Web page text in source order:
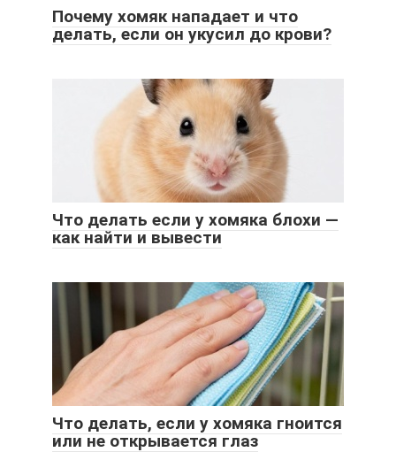
Почему хомяк нападает и что
делать, если он укусил до крови?
Что делать если у хомяка блохи —
как найти и вывести
Что делать, если у хомяка гноится
или не открывается глаз